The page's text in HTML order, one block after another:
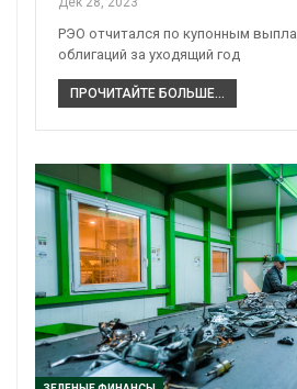
РЭО отчитался по купонным
облигаций за уходящий год
ПРОЧИТАЙТЕ БОЛЬШЕ...